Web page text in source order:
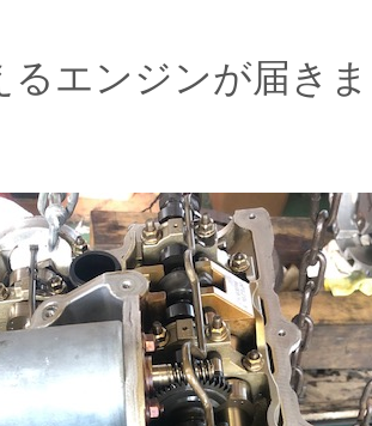
るエンジンが届き